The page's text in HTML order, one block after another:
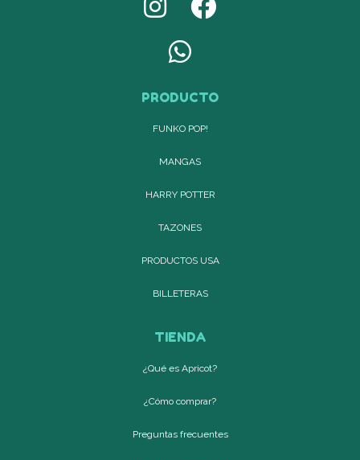
PRODUCTO
FUNKO POP!
MANGAS
HARRY POTTER
TAZONES
PRODUCTOS USA
BILLETERAS
TIENDA
¿Qué es Apricot?
¿Cómo comprar?
Preguntas frecuentes